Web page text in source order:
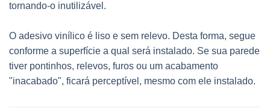
tornando-o inutilizável.
O adesivo vinílico é liso e sem relevo. Desta forma, segue
conforme a superfície a qual será instalado. Se sua parede
tiver pontinhos, relevos, furos ou um acabamento
"inacabado", ficará perceptível, mesmo com ele instalado.